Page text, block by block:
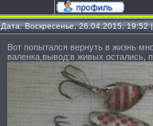
Дата: Воскресенье, 26.04.2015,
Вот попытался вернуть в жизнь
валенка,вывод:в живых остались,